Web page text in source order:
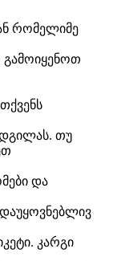
რომელიმე
გამოიყენოთ
თუ
და
კარგი